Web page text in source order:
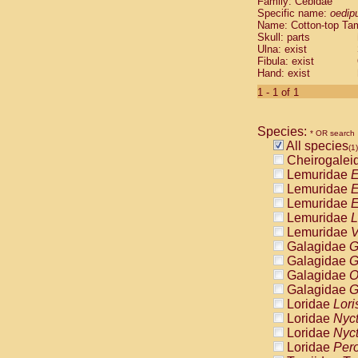
Cebidae
Cebidae
Cebidae
Cebidae
Cebidae
Cebidae
Cebidae
Cebidae
Cebidae
Cebidae
Cebidae
Cebidae
Atelidae
Atelidae
Atelidae
Atelidae
Atelidae
Atelidae
Atelidae
Atelidae
Atelidae
Atelidae
Pitheciidae
Specific name:
Name: Cotton-top
Skull: parts
Ulna: exist
Fibula: exist
Hand: exist
1 - 1 of 1
Species: * OR search
All species(1)
Lemuridae
Lemuridae
Lemuridae
Lemuridae
Lemuridae
Galagidae
Galagidae
Galagidae
Galagidae
Loridae
Loridae
Loridae
Loridae